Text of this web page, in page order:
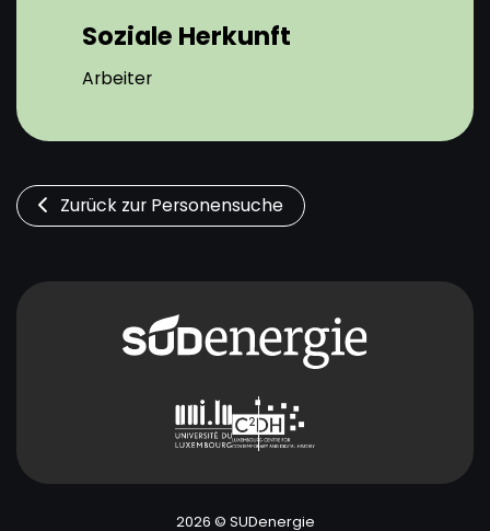
Soziale Herkunft
Arbeiter
Zurück zur Personensuche
2026 © SUDenergie